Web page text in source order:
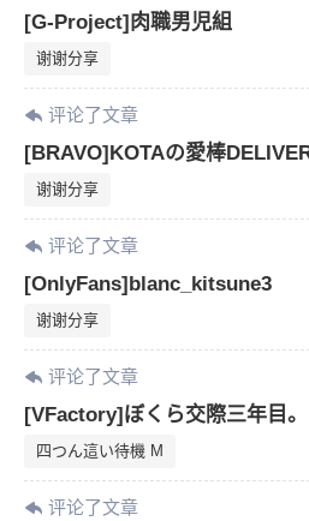
[G-Project]肉職男児組
谢谢分享
评论了文章
[BRAVO]KOTAの愛棒
谢谢分享
评论了文章
[OnlyFans]blanc_kitsune3
谢谢分享
评论了文章
[VFactory]ぼくら交際三年目
四つん這い待機 M
评论了文章